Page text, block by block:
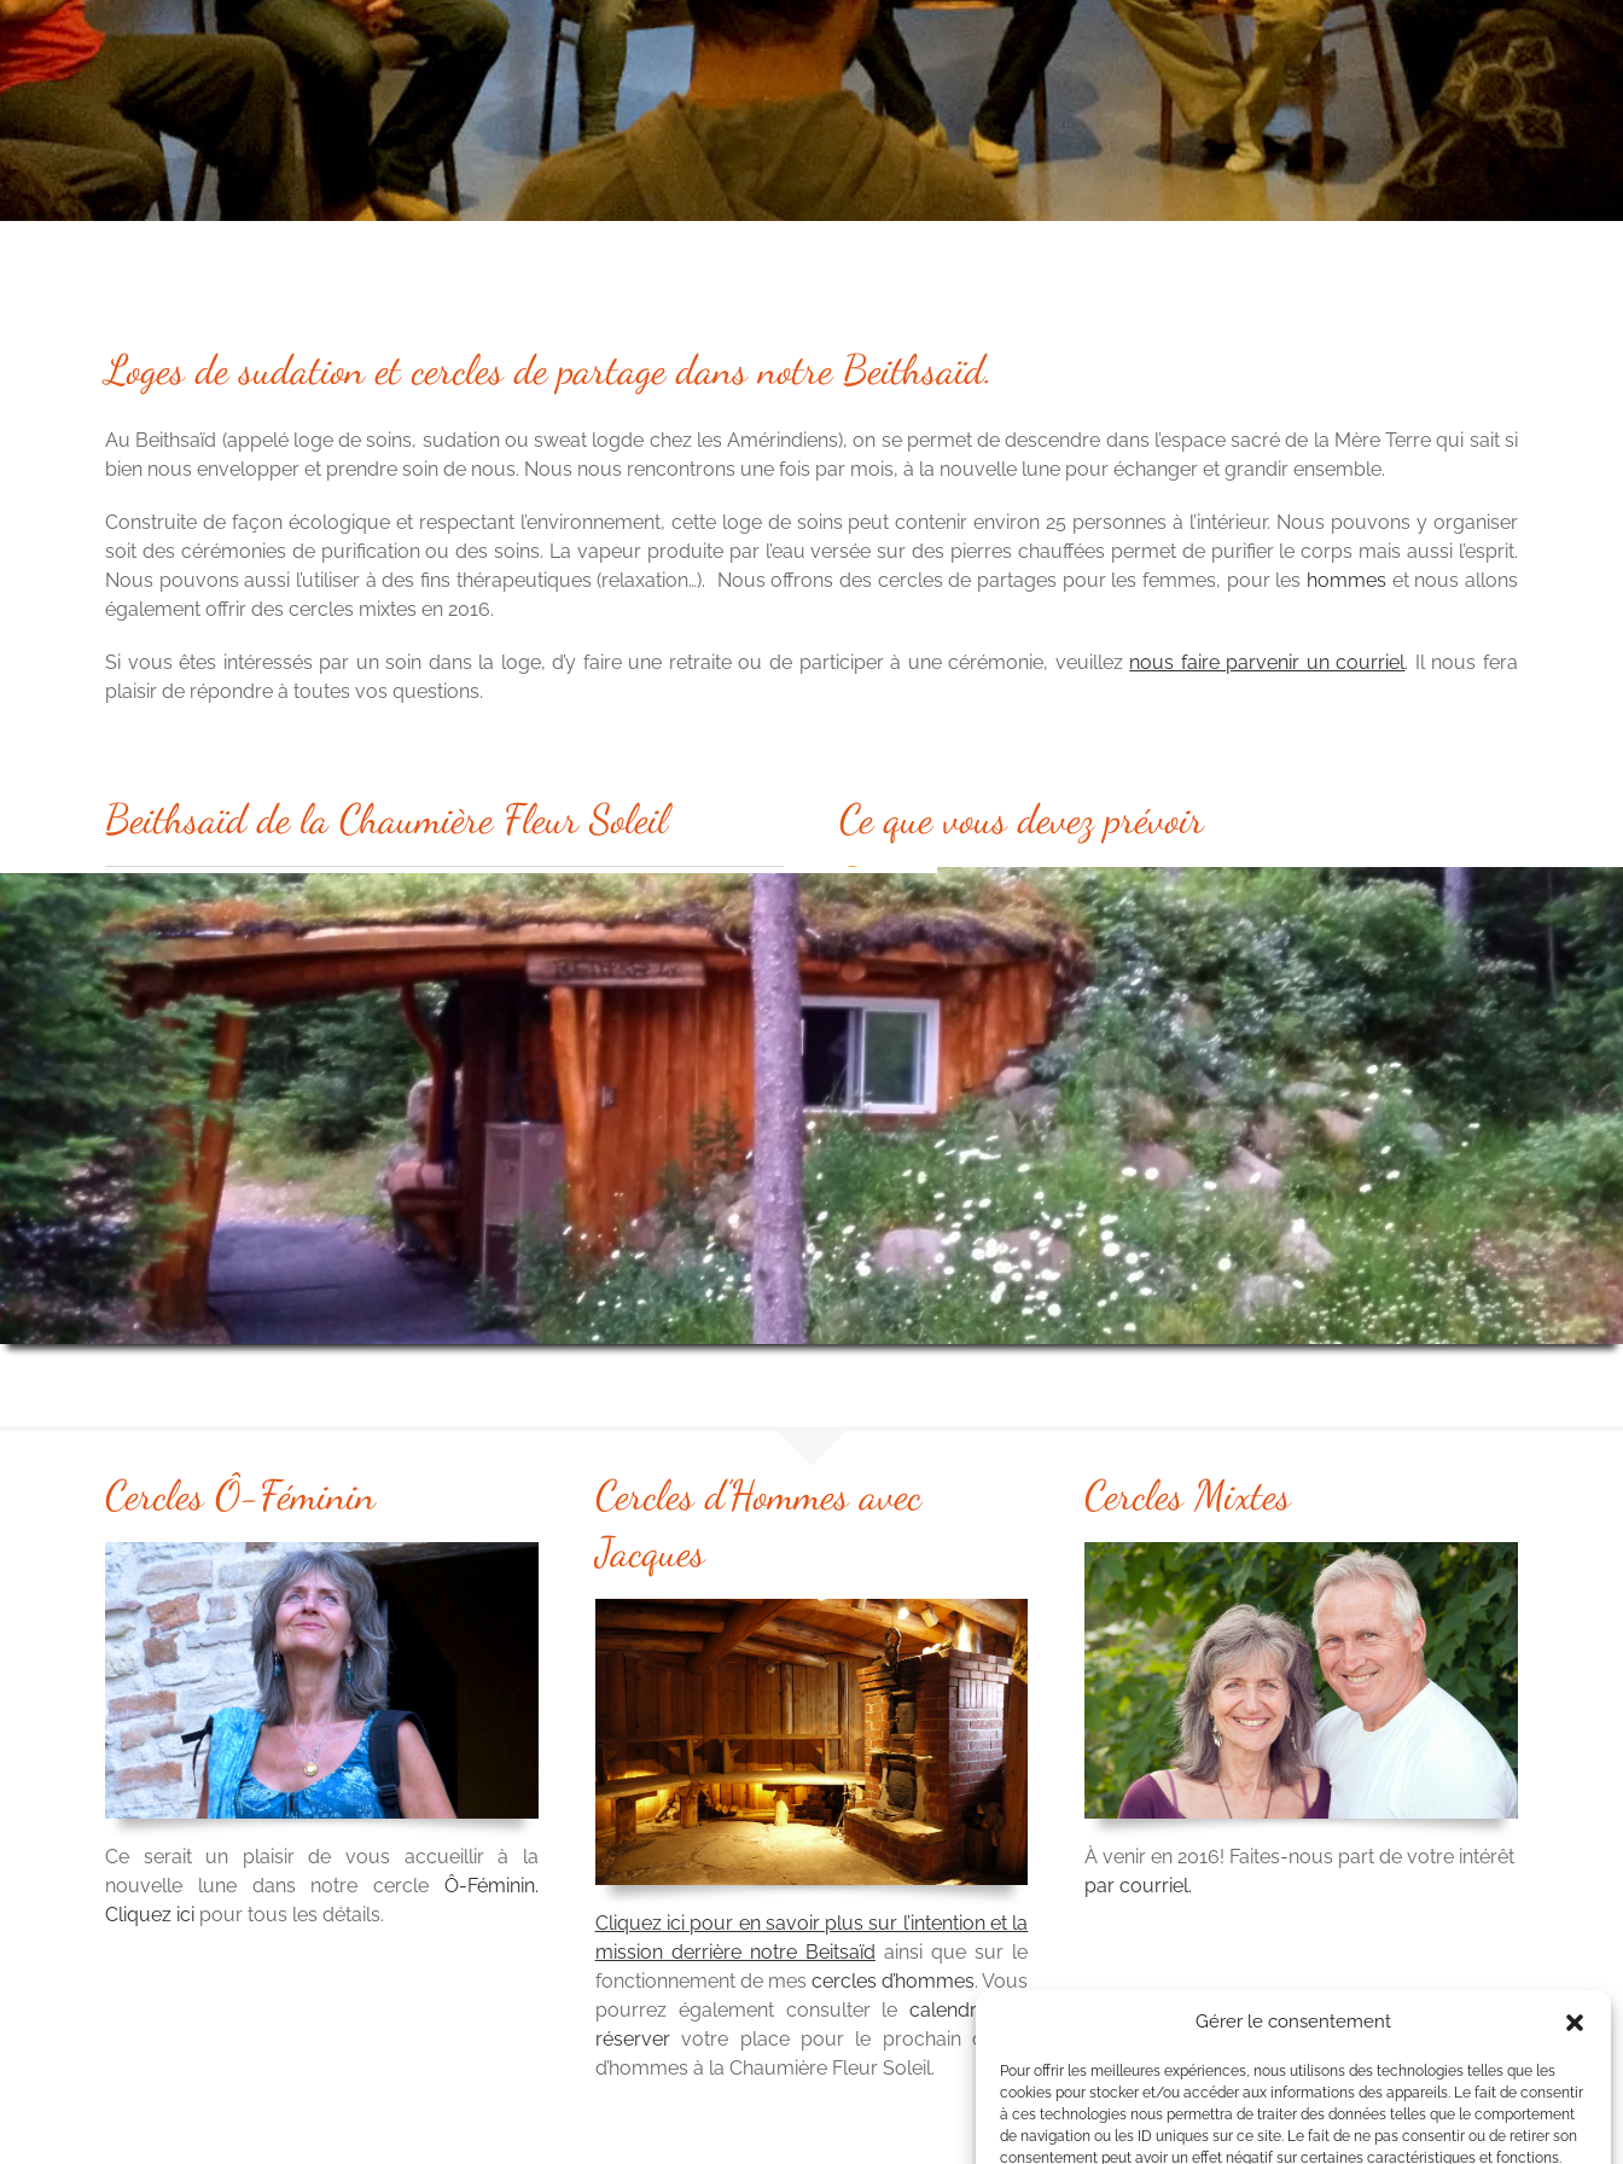
Gérer le consentement
Pour offrir les meilleures expériences, nous utilisons des technologies telles que les
cookies pour stocker et/ou accéder aux informations des appareils. Le fait de consentir
à ces technologies nous permettra de traiter des données telles que le comportement
de navigation ou les ID uniques sur ce site. Le fait de ne pas consentir ou de retirer son
consentement peut avoir un effet négatif sur certaines caractéristiques et fonctions.
Loges de sudation et cercles de partage dans notre Beithsaïd.
Au Beithsaïd (appelé loge de soins, sudation ou sweat logde chez les Amérindiens), on se permet de descendre dans l’espace sacré de la Mère Terrequi sait si
bien nous envelopper et prendre soin de nous. Nous nous rencontrons une fois par mois, à la nouvelle lune pour échanger et grandir ensemble.
Construite de façon écologique et respectant l’environnement, cette loge de soins peut contenir environ 25 personnes à l’intérieur. Nous pouvons y organiser
soit des cérémonies de purification ou des soins. La vapeur produite par l’eau versée sur des pierres chauffées permet de purifier le corps mais aussi l’esprit.
Nous pouvons aussi l’utiliser à des fins thérapeutiques (relaxation…). Nous offrons des cercles de partages pour les femmes, pour les hommes et nous allons
également offrir des cercles mixtes en 2016.
Si vous êtes intéressés par un soin dans la loge, d’y faire une retraite ou de participer à une cérémonie, veuillez nous faire parvenir un courriel. Il nous fera
plaisir de répondre à toutes vos questions.
Beithsaïd de la Chaumière Fleur Soleil Ce que vous devez prévoir
Un esprit et un coeur ouvert au partage
Une serviette
Une bouteille d’eau
Un tambour ou autre instrument pour garder le rythme
Participation de 20$
Cercles Ô-Féminin
Ce serait un plaisir de vous accueillir à la
nouvelle lune dans notre cercle Ô-Féminin.
Cliquez ici pour tous les détails.
Cercles d’Hommes avec
Jacques
Cliquez ici pour en savoir plus sur l’intention et la
mission derrière notre Beitsaïd ainsi que sur le
fonctionnement de mescercles d’hommes. Vous
pourrez également consulter lecalendrier et
réservervotre place pour le prochain cercle
d’hommes à la Chaumière Fleur Soleil.
Cercles Mixtes
À venir en 2016! Faites-nous part de votre intérêt
par courriel.